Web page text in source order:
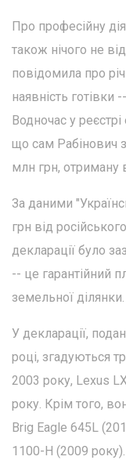
Про професійну
також нічого не
повідомила про
наявність готівки
Водночас у
що сам Рабінович
млн грн, отриману
За даними
грн від
декларації було
-- це гарантійний
земельної ділянки.
У декларації,
році, згадуються
2003 року, Lexus
року. Крім того,
Brig Eagle 645L
1100-H (2009 року).